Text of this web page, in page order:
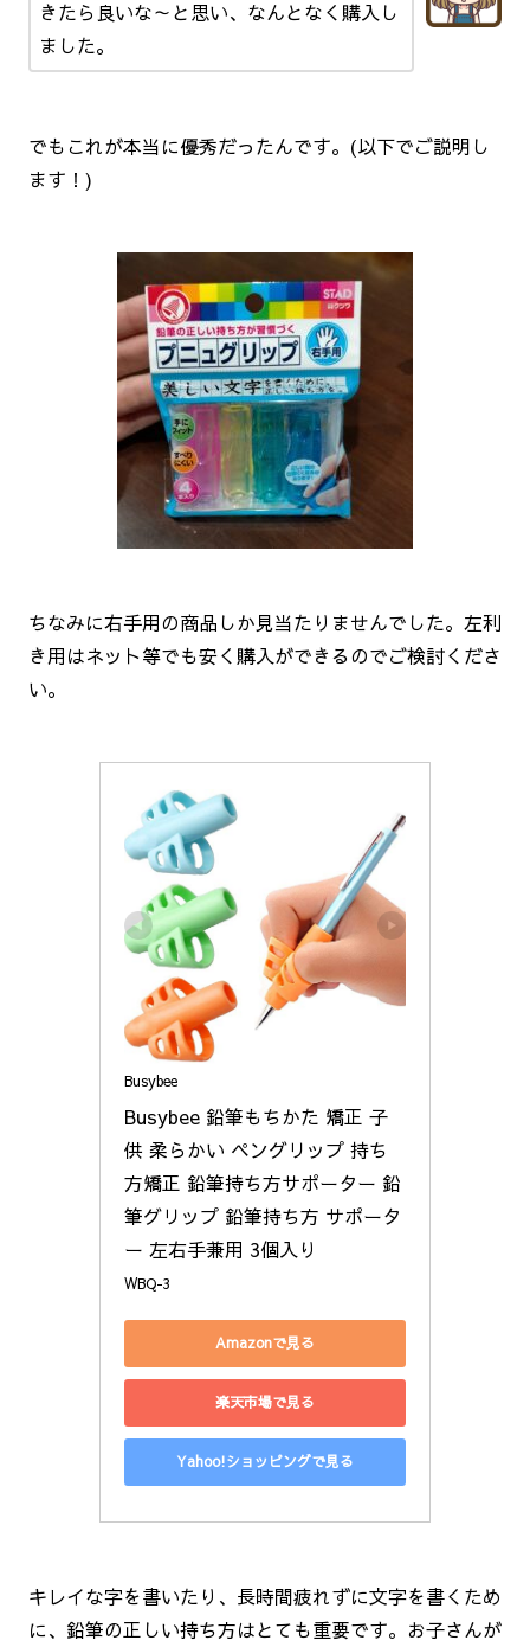
きたら良いな～と思い、なんとなく購入し
ました。
でもこれが本当に優秀だったんです。(以下でご説明し
ます！)
ちなみに右手用の商品しか見当たりませんでした。左利
き用はネット等でも安く購入ができるのでご検討くださ
い。
Busybee
Busybee 鉛筆もちかた 矯正 子
供 柔らかい ペングリップ 持ち
方矯正 鉛筆持ち方サポーター 鉛
筆グリップ 鉛筆持ち方 サポータ
ー 左右手兼用 3個入り
WBQ-3
Amazonで見る
楽天市場で見る
Yahoo!ショッピングで見る
キレイな字を書いたり、長時間疲れずに文字を書くため
に、鉛筆の正しい持ち方はとても重要です。お子さんが